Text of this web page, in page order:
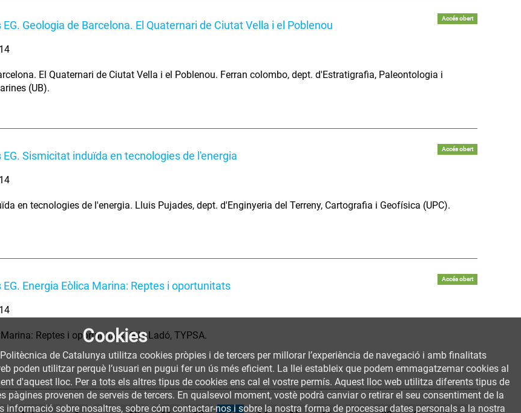
Geologia de Barcelona. El Quaternari de Ciutat Vella i el Poblenou
Accés obert
El Quaternari de Ciutat Vella i el Poblenou. Ferran colombo, dept. d'Estratigrafia, Paleontologia i
(UB).
Sismicitat induïda en tecnologies de l'energia
Accés obert
en tecnologies de l'energia. Lluis Pujades, dept. d'Enginyeria del Terreny, Cartografia i Geofísica (UPC).
Energia Eòlica Marina: Reptes i oportunitats
Accés obert
Reptes i oportunitats. Gil LLadó, TYPSA.
Cookies
de Catalunya utilitza cookies pròpies i de tercers per millorar l’experiència de navegació i amb finalitats
poden utilitzar perquè l’usuari en pugui fer un ús més eficient. La llei estableix que podem emmagatzemar cookies al
d'aquest lloc. Per a tots els altres tipus de cookies ens cal el vostre permís. Aquest lloc web utilitza diferents tipus de
provenen de serveis de tercers. En qualsevol moment, vostè podrà canviar o retirar el seu consentiment de la
sobre nosaltres, sobre cóm contactar-nos i sobre la nostra forma de processar dates personals a la nostra